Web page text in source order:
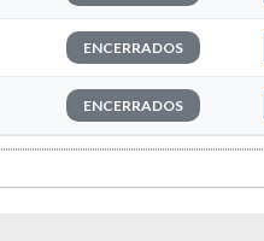
ENCERRADOS
ENCERRADOS